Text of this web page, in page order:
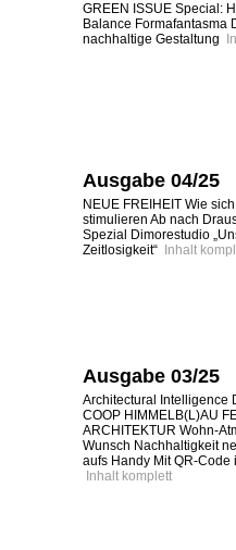
GREEN ISSUE Special:
Balance Formafantasma
nachhaltige Gestaltung
Ausgabe 04/25
NEUE FREIHEIT Wie
stimulieren Ab nach
Spezial Dimorestudio
Zeitlosigkeit“
Inhalt
Ausgabe 03/25
Architectural Intelligence
COOP HIMMELB(L)AU
ARCHITEKTUR Wohn-
Wunsch Nachhaltigkeit
aufs Handy Mit QR-Code
Inhalt komplett